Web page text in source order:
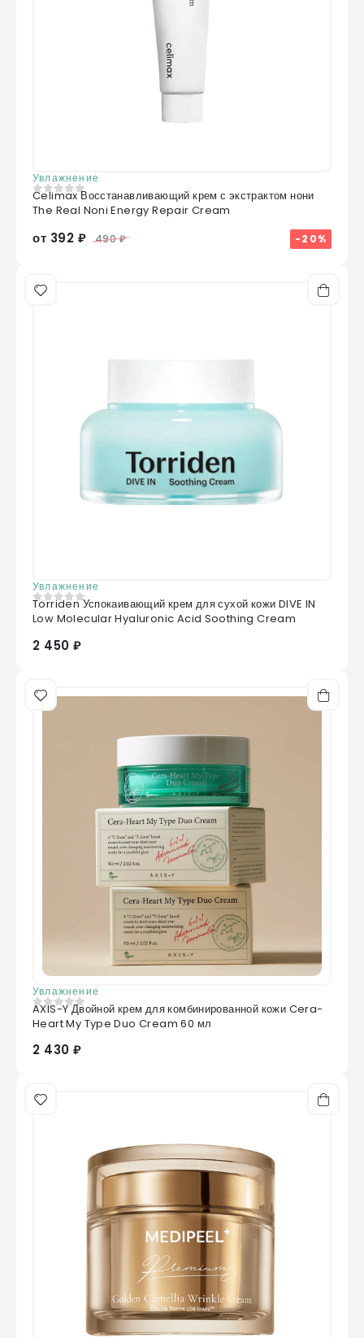
Увлажнение
0из 5
Celimax Восстанавливающий крем с экстрактом нони
The Real Noni Energy Repair Cream
от 392 ₽ 490 ₽ -20%
Увлажнение
0 из 5
Torriden Успокаивающий крем для сухой кожи DIVE IN
Low Molecular Hyaluronic Acid Soothing Cream
2 450 ₽
Увлажнение
0из 5
AXIS-Y Двойной крем для комбинированной кожи Cera-
Heart My Type Duo Cream 60 мл
2 430 ₽